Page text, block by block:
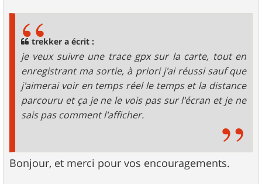
trekker a écrit :
je veux suivre une trace gpx sur la carte, tout en
enregistrant ma sortie, à priori j'ai réussi sauf que
j'aimerai voir en temps réel le temps et la distance
parcouru et ça je ne le vois pas sur l'écran et je ne
sais pas comment l'afficher.
Bonjour, et merci pour vos encouragements.